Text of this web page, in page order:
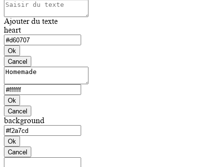
Ajouter du texte
heart
Ok
Cancel
Ok
Cancel
background
Ok
Cancel